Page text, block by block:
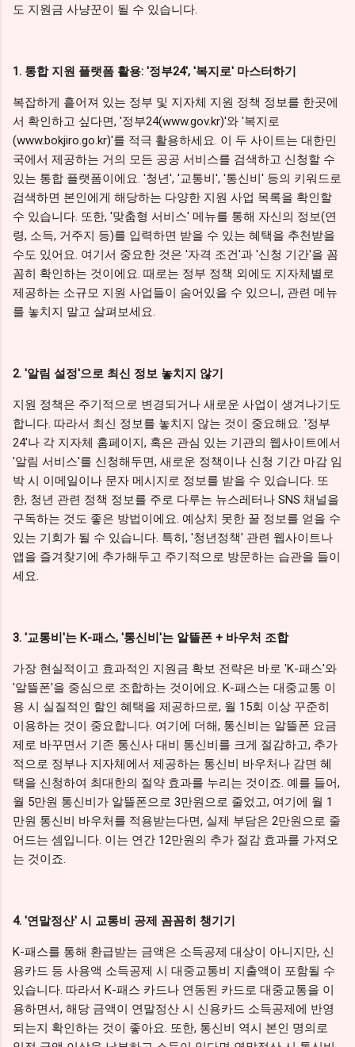
도 지원금 사냥꾼이 될 수 있습니다.
1. 통합 지원 플랫폼 활용: '정부24', '복지로' 마스터하기
복잡하게 흩어져 있는 정부 및 지자체 지원 정책 정보를 한곳에
서 확인하고 싶다면, '정부24(www.gov.kr)'와 '복지로
(www.bokjiro.go.kr)'를 적극 활용하세요. 이 두 사이트는 대한민
국에서 제공하는 거의 모든 공공 서비스를 검색하고 신청할 수
있는 통합 플랫폼이에요. '청년', '교통비', '통신비' 등의 키워드로
검색하면 본인에게 해당하는 다양한 지원 사업 목록을 확인할
수 있습니다. 또한, '맞춤형 서비스' 메뉴를 통해 자신의 정보(연
령, 소득, 거주지 등)를 입력하면 받을 수 있는 혜택을 추천받을
수도 있어요. 여기서 중요한 것은 '자격 조건'과 '신청 기간'을 꼼
꼼히 확인하는 것이에요. 때로는 정부 정책 외에도 지자체별로
제공하는 소규모 지원 사업들이 숨어있을 수 있으니, 관련 메뉴
를 놓치지 말고 살펴보세요.
2. '알림 설정'으로 최신 정보 놓치지 않기
지원 정책은 주기적으로 변경되거나 새로운 사업이 생겨나기도
합니다. 따라서 최신 정보를 놓치지 않는 것이 중요해요. '정부
24'나 각 지자체 홈페이지, 혹은 관심 있는 기관의 웹사이트에서
'알림 서비스'를 신청해두면, 새로운 정책이나 신청 기간 마감 임
박 시 이메일이나 문자 메시지로 정보를 받을 수 있습니다. 또
한, 청년 관련 정책 정보를 주로 다루는 뉴스레터나 SNS 채널을
구독하는 것도 좋은 방법이에요. 예상치 못한 꿀 정보를 얻을 수
있는 기회가 될 수 있습니다. 특히, '청년정책' 관련 웹사이트나
앱을 즐겨찾기에 추가해두고 주기적으로 방문하는 습관을 들이
세요.
3. '교통비'는 K-패스, '통신비'는 알뜰폰 + 바우처 조합
가장 현실적이고 효과적인 지원금 확보 전략은 바로 'K-패스'와
'알뜰폰'을 중심으로 조합하는 것이에요. K-패스는 대중교통 이
용 시 실질적인 할인 혜택을 제공하므로, 월 15회 이상 꾸준히
이용하는 것이 중요합니다. 여기에 더해, 통신비는 알뜰폰 요금
제로 바꾸면서 기존 통신사 대비 통신비를 크게 절감하고, 추가
적으로 정부나 지자체에서 제공하는 통신비 바우처나 감면 혜
택을 신청하여 최대한의 절약 효과를 누리는 것이죠. 예를 들어,
월 5만원 통신비가 알뜰폰으로 3만원으로 줄었고, 여기에 월 1
만원 통신비 바우처를 적용받는다면, 실제 부담은 2만원으로 줄
어드는 셈입니다. 이는 연간 12만원의 추가 절감 효과를 가져오
는 것이죠.
4. '연말정산' 시 교통비 공제 꼼꼼히 챙기기
K-패스를 통해 환급받는 금액은 소득공제 대상이 아니지만, 신
용카드 등 사용액 소득공제 시 대중교통비 지출액이 포함될 수
있습니다. 따라서 K-패스 카드나 연동된 카드로 대중교통을 이
용하면서, 해당 금액이 연말정산 시 신용카드 소득공제에 반영
되는지 확인하는 것이 좋아요. 또한, 통신비 역시 본인 명의로